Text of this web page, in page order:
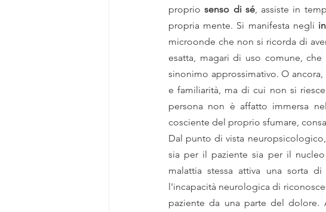
proprio senso di sé, assiste in
propria mente. Si manifesta negli
microonde che non si ricorda di
esatta, magari di uso comune,
sinonimo approssimativo. O
e familiarità, ma di cui non si
persona non è affatto immersa
cosciente del proprio sfumare,
Dal punto di vista
sia per il paziente sia per il
malattia stessa attiva una sorta
l'incapacità neurologica di
paziente da una parte del dolore.